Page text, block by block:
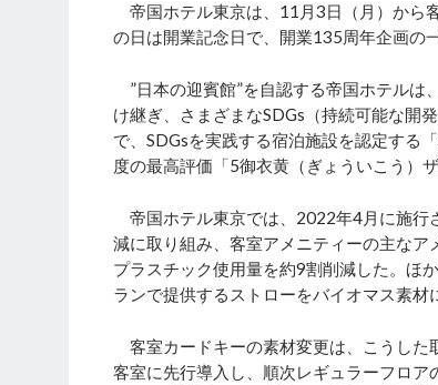
帝国ホテル東京は、11月3日（月）から
の日は開業記念日で、開業135周年企画の一
”日本の迎賓館”を自認する帝国ホテルは
け継ぎ、さまざまなSDGs（持続可能な開
で、SDGsを実践する宿泊施設を認定する
度の最高評価「5御衣黄（ぎょういこう）
帝国ホテル東京では、2022年4月に施行
減に取り組み、客室アメニティーの主な
プラスチック使用量を約9割削減した。ほ
ランで提供するストローをバイオマス素材
客室カードキーの素材変更は、こうした
客室に先行導入し、順次レギュラーフロ